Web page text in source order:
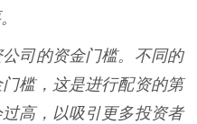
司的资金门槛。不同的
槛，这是进行配资的第
高，以吸引更多投资者